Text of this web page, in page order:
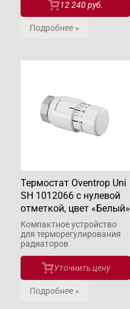
12 240 руб.
Подробнее »
Термостат Oventrop Uni
SH 1012066 с нулевой
отметкой, цвет «Белый»
Компактное устройство
для терморегулирования
радиаторов
Уточнить цену
Подробнее »